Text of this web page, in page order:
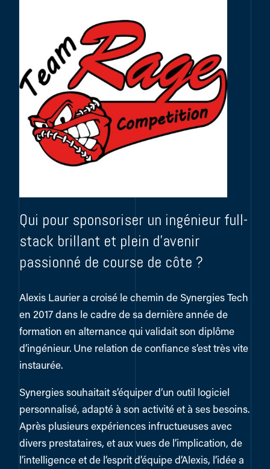
Qui pour sponsoriser un ingénieur full-
stack brillant et plein d’avenir
passionné de course de côte ?
Alexis Laurier a croisé le chemin de Synergies Tech
en 2017 dans le cadre de sa dernière année de
formation en alternance qui validait son diplôme
d’ingénieur. Une relation de confiance s’est très vite
instaurée.
Synergies souhaitait s’équiper d’un outil logiciel
personnalisé, adapté à son activité et à ses besoins.
Après plusieurs expériences infructueuses avec
divers prestataires, et aux vues de l’implication, de
l’intelligence et de l’esprit d’équipe d’Alexis, l’idée a